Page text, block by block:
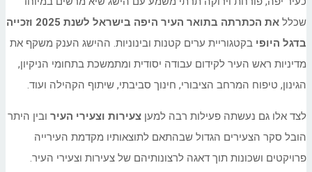
שכלל
את הכתרתה בתואר העיר היפה בישראל לשנת 2025 וזכייה
בדגל היופי בקטגוריית ערים קטנות ובינוניות. ההישג הענק משקף את
מדיניות ראש העיר לקידום עבודה יסודית ומתמשכת בתחומי הניקיון,
הגינון, טיפוח המרחב הציבורי, חינוך סביבתי, שיתוף הקהילה ועוד.
לצד אלו גם נעשתה פעילות רבה למען צעירות וצעירי העיר ובין היתר
הובל סקר הצעירים הגדול שבהתאם לתוצאותיו מקדמת העירייה
פרויקטים ושכונות תוך דאגה לרצונותיהם של צעירות וצעירי העיר.